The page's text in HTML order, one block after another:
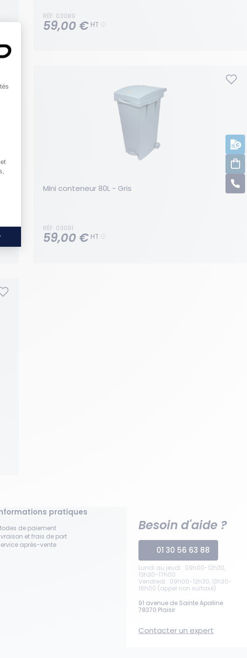
RÉF. 03089
59,00 € HT
Mini conteneur 80L - Gris
RÉF. 03091
59,00 € HT
pratiques
de paiement
et frais de port
après-vente
Besoin d'aide ?
01 30 56 63 88
Lundi au jeudi : 09h00-12h30,
13h30-17h00
Vendredi : 09h00-12h30, 13h30-
16h00 (appel non surtaxé)
91 avenue de Sainte Apolline
78370 Plaisir
Contacter un expert